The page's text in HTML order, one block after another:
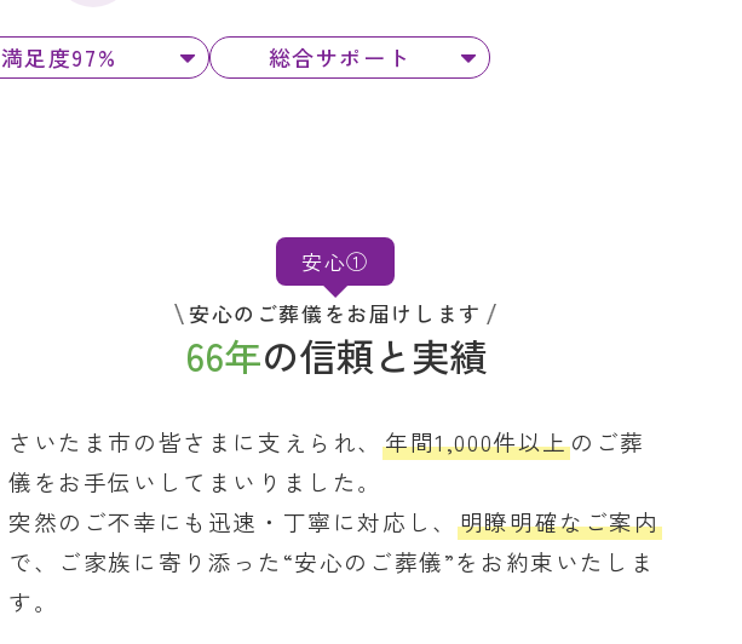
満足度97% 総合サポート
安心①
安心のご葬儀をお届けします
66年の信頼と実績
さいたま市の皆さまに支えられ、 年間1,000件以上のご葬
儀をお手伝いしてまいりました。
突然のご不幸にも迅速・丁寧に対応し、 明瞭明確なご案内
で、ご家族に寄り添った“安心のご葬儀”をお約束いたしま
す。